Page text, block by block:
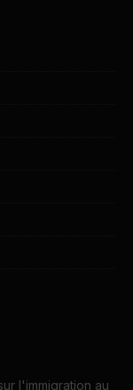
l'immigration au